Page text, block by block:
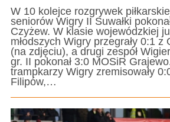
W 10 kolejce rozgrywek
seniorów Wigry II Suwałki
Czyżew. W klasie wojewódzkiej
młodszych Wigry przegrały 0:1
(na zdjęciu), a drugi zespół
gr. II pokonał 3:0 MOSiR
trampkarzy Wigry zremisowały
Filipów,…